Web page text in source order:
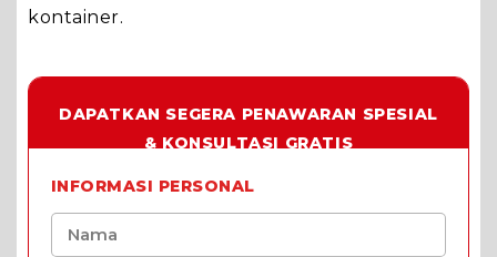
kontainer.
DAPATKAN SEGERA PENAWARAN SPESIAL
& KONSULTASI GRATIS
INFORMASI PERSONAL